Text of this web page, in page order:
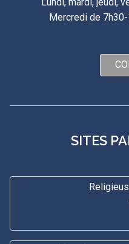
Lundi, mardi, jeudi,
Mercredi de
SITES